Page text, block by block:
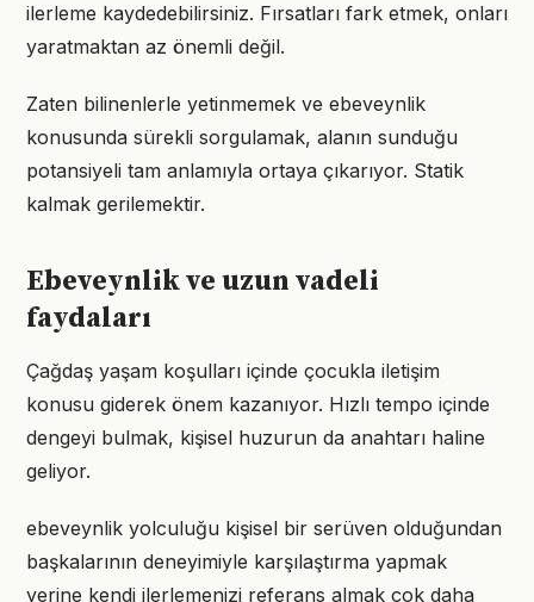
ilerleme kaydedebilirsiniz. Fırsatları fark etmek, onları
yaratmaktan az önemli değil.
Zaten bilinenlerle yetinmemek ve ebeveynlik
konusunda sürekli sorgulamak, alanın sunduğu
potansiyeli tam anlamıyla ortaya çıkarıyor. Statik
kalmak gerilemektir.
Ebeveynlik ve uzun vadeli
faydaları
Çağdaş yaşam koşulları içinde çocukla iletişim
konusu giderek önem kazanıyor. Hızlı tempo içinde
dengeyi bulmak, kişisel huzurun da anahtarı haline
geliyor.
ebeveynlik yolculuğu kişisel bir serüven olduğundan
başkalarının deneyimiyle karşılaştırma yapmak
yerine kendi ilerlemenizi referans almak çok daha